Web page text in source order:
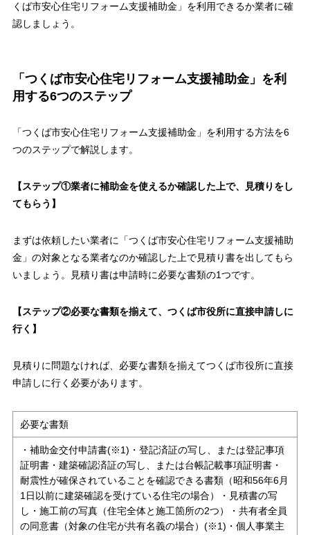
くば市安心住宅リフォーム支援補助金」を利用できるか業者に確
認しましょう。
「つくば市安心住宅リフォーム支援補助金」を利
用する6つのステップ
「つくば市安心住宅リフォーム支援補助金」を利用する方法を6
つのステップで解説します。
【ステップ①業者に補助金を使えるか確認した上で、見積りをし
てもらう】
まずは依頼したい業者に「つくば市安心住宅リフォーム支援補助
金」の対象となる業者なのか確認した上で見積り書を出してもら
いましょう。見積り書は申請時に必要な書類の1つです。
【ステップ②必要な書類を揃えて、つくば市役所に直接申請しに
行く】
見積りに問題なければ、必要な書類を揃えてつくば市役所に直接
申請しに行く必要があります。
必要な書類
・補助金交付申請書(※1)・登記済証の写し、または登記事項
証明書・建築確認済証の写し、または台帳記載事項証明書・
耐震性が確保されていることを確認できる書類（昭和56年6月
1日以前に建築確認を受けている住宅の場合）・見積書の写
し・施工前の写真（住宅全体と施工箇所の2つ）・共有者全員
の同意書（対象の住宅が共有名義の場合）(※1)・個人事業主